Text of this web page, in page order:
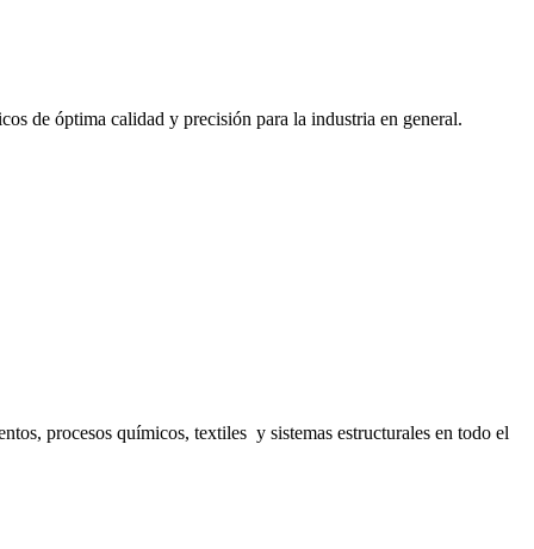
de óptima calidad y precisión para la industria en general.
procesos químicos, textiles y sistemas estructurales en todo el